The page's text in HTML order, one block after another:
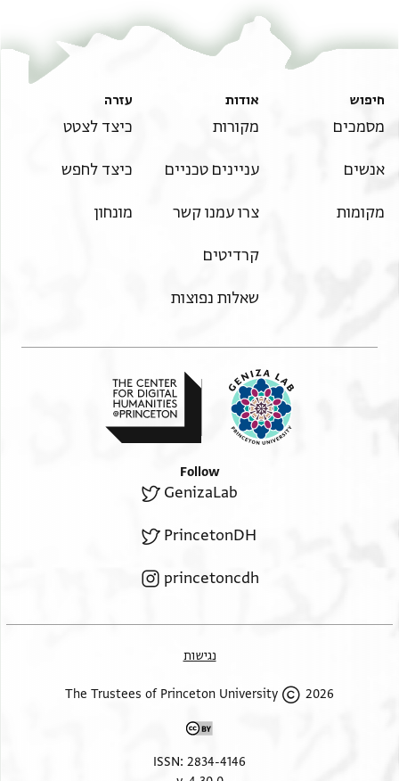
חיפוש
מסמכים
אנשים
מקומות
אודות
מקורות
עניינים טכניים
צרו עמנו קשר
קרדיטים
שאלות נפוצות
עזרה
כיצד לצטט
כיצד לחפש
מונחון
Follow
GenizaLab
PrincetonDH
princetoncdh
נגישות
2026 The Trustees of Princeton University
ISSN: 2834-4146